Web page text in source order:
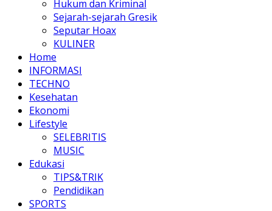
Hukum dan Kriminal
Sejarah-sejarah Gresik
Seputar Hoax
KULINER
Home
INFORMASI
TECHNO
Kesehatan
Ekonomi
Lifestyle
SELEBRITIS
MUSIC
Edukasi
TIPS&TRIK
Pendidikan
SPORTS